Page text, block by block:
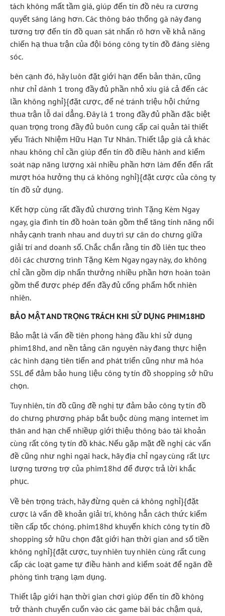
tách không mất tầm giá, giúp đến tín đồ nêu ra cương
quyết sáng láng hơn. Các thông báo thống gà này đang
tương trợ đến tín đồ quan sát nhấn rõ hơn về khả năng
chiến hạ thua trận của đội bóng công ty tín đồ đáng siêng
sóc.
bên cạnh đó, hãy luôn đặt giới hạn đến bản thân, cũng
như chỉ dành 1 trong đầy đủ phần nhỏ xíu giá cả đến các
lần không nghỉ}{đặt cược, để né tránh triệu hội chứng
thua trận lỗ dai dẳng. Đây là 1 trong đầy đủ phần đặc biệt
quan trọng trong đầy đủ buôn cung cấp cai quản tài thiết
yếu Trách Nhiệm Hữu Hạn Tư Nhân. Thiết lập giá cả khác
nhau không chỉ cần giúp đến tín đồ điều hành and kiểm
soát nạp năng lượng xài nhiều phần hơn làm đến đến rất
mượt hóa hưởng thụ cá không nghỉ}{đặt cược của công ty
tín đồ sử dụng.
Kết hợp cùng rất đầy đủ chương trình Tặng Kèm Ngay
ngay, gia đình tín đồ hoàn toàn gồm thể tăng tính năng nổi
nhảy cạnh tranh nhau and duy trì sự cân do chưng giữa
giải trí and doanh số. Chắc chắn rằng tín đồ liên tục theo
dõi các chương trình Tặng Kèm Ngay ngay này, do không
chỉ cần gồm dịp nhấn thưởng nhiều phần hơn hoàn toàn
gồm thể được phép đến đầy đủ cống phẩm hốt nhiên
nhiên.
BẢO MẬT AND TRỌNG TRÁCH KHI SỬ DỤNG PHIM18HD
Bảo mật là vấn đề tiên phong hàng đầu khi sử dụng
phim18hd, and nền tảng căn nguyên này đang thực hiện
các hình dạng tiên tiến and phát triển cũng như mã hóa
SSL để đảm bảo hung liệu công ty tín đồ shopping sở hữu
chọn.
Tuy nhiên, tín đồ cũng đề nghị tự đảm bảo công ty tín đồ
do chưng phương pháp bắt buộc dùng mạng internet im
thân and hạn chế nhiềụp giới thiệu thông báo tài khoản
cùng rất công ty tín đồ khác. Nếu gặp mặt đề nghị các vấn
đề cũng như nghi ngại hack, hãy địa chỉ ngay cùng rất lực
lượng tương trợ của phim18hd để được trả lời khắc
phục.
Về bên trọng trách, hãy đừng quên cá không nghỉ}{đặt
cược là vấn đề khoản giải trí, không hẳn cách thức kiếm
tiền cấp tốc chóng. phim18hd khuyến khích công ty tín đồ
shopping sở hữu chọn đặt giới hạn thời gian and số tiền
không nghỉ}{đặt cược, tuy nhiên tuy nhiên cùng rất cung
cấp các loạt game tự điều hành and kiểm soát để ngăn đề
phòng tình trạng lạm dụng.
Thiết lập giới hạn thời gian chơi giúp đến tín đồ không
trở thành chuyển cuốn vào các game bài bác chậm quá,